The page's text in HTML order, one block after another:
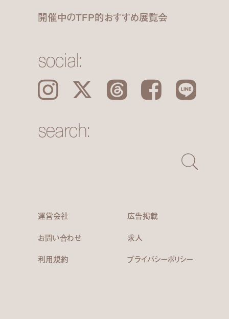
開催中のTFP的おすすめ展覧会
social:
Instagram 𝕏 Threads Facebook LINE
search:
運営会社
広告掲載
お問い合わせ
求人
利用規約 プライバシーポリシー